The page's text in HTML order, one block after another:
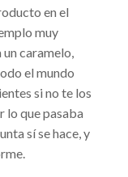
en el
muy
caramelo,
el mundo
si no te los
lo que pasaba
sí se hace, y